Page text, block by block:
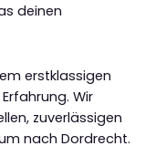
deinen
erstklassigen
Wir
zuverlässigen
nach Dordrecht.